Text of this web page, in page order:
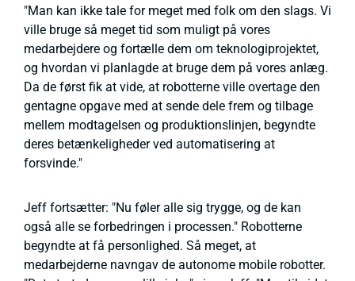
"Man kan ikke tale for meget med folk om den slags. Vi
ville bruge så meget tid som muligt på vores
medarbejdere og fortælle dem om teknologiprojektet,
og hvordan vi planlagde at bruge dem på vores anlæg.
Da de først fik at vide, at robotterne ville overtage den
gentagne opgave med at sende dele frem og tilbage
mellem modtagelsen og produktionslinjen, begyndte
deres betænkeligheder ved automatisering at
forsvinde."
Jeff fortsætter: "Nu føler alle sig trygge, og de kan
også alle se forbedringen i processen." Robotterne
begyndte at få personlighed. Så meget, at
medarbejderne navngav de autonome mobile robotter.